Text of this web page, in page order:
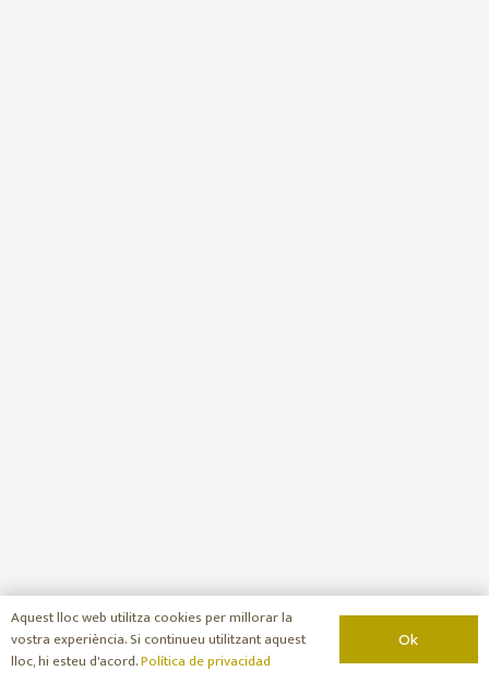
Aquest lloc web utilitza cookies per millorar la
vostra experiència. Si continueu utilitzant aquest
lloc, hi esteu d'acord.Política de privacidad
Ok